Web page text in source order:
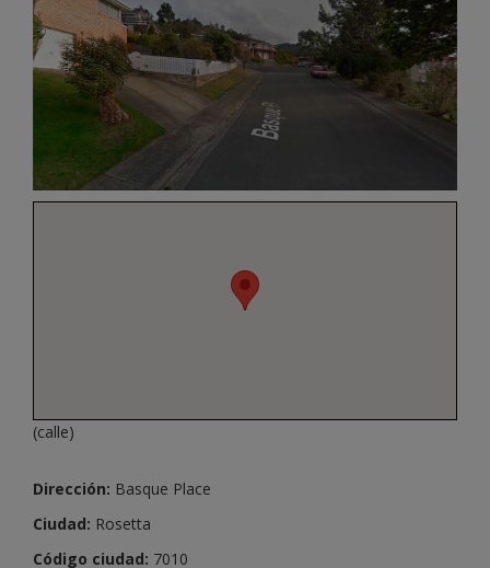
(calle)
Dirección: Basque Place
Ciudad: Rosetta
Código ciudad: 7010